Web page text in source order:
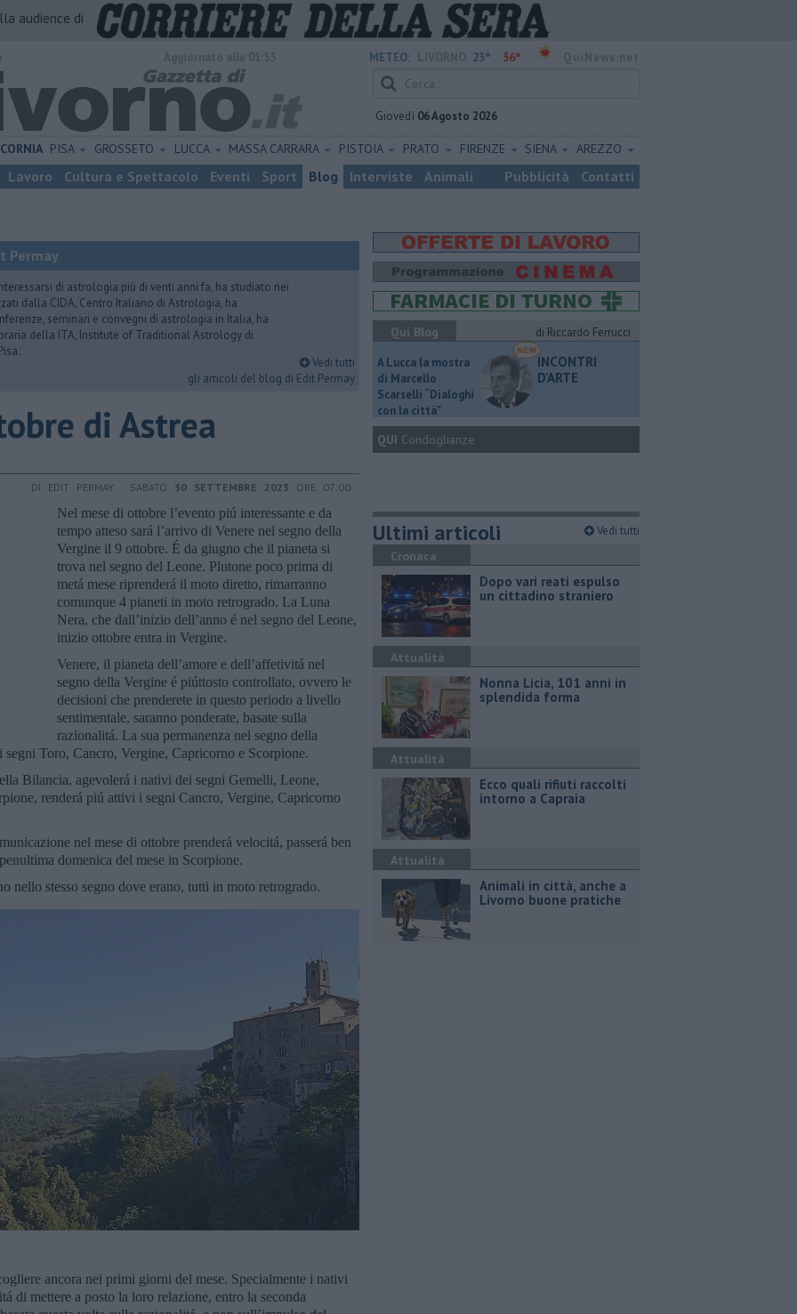
audience di
METEO: 23° 36°
Giovedì 06 Agosto 2026
PISA GROSSETO LUCCA MASSA CARRARA PISTOIA PRATO FIRENZE SIENA AREZZO
Lavoro Cultura e Spettacolo Eventi Sport Blog Interviste Animali Pubblicità Contatti
Permay
di astrologia più di venti anni fa, ha studiato nei
dalla CIDA, Centro Italiano di Astrologia, ha
seminari e convegni di astrologia in Italia, ha
della ITA, Institute of Traditional Astrology di
Vedi tutti
gli articoli del blog di Edit Permay
di Astrea
DI EDIT PERMAY - SABATO 30 SETTEMBRE 2023 ORE 07:00
Nel mese di ottobre l’evento piú interessante e da
tempo atteso sará l’arrivo di Venere nel segno della
Vergine il 9 ottobre. É da giugno che il pianeta si
trova nel segno del Leone. Plutone poco prima di
metá mese riprenderá il moto diretto, rimarranno
comunque 4 pianeti in moto retrogrado. La Luna
Nera, che dall’inizio dell’anno é nel segno del Leone,
inizio ottobre entra in Vergine.
Venere, il pianeta dell’amore e dell’affetivitá nel
segno della Vergine é piúttosto controllato, ovvero le
decisioni che prenderete in questo periodo a livello
sentimentale, saranno ponderate, basate sulla
razionalitá. La sua permanenza nel segno della
segni Toro, Cancro, Vergine, Capricorno e Scorpione.
Bilancia, agevolerá i nativi dei segni Gemelli, Leone,
renderá piú attivi i segni Cancro, Vergine, Capricorno
nel mese di ottobre prenderá velocitá, passerá ben
domenica del mese in Scorpione.
nello stesso segno dove erano, tutti in moto retrogrado.
ancora nei primi giorni del mese. Specialmente i nativi
di mettere a posto la loro relazione, entro la seconda
Qui Blog
di Riccardo Ferrucci
A Lucca la mostra
di Marcello
Scarselli “Dialoghi
con la città"
INCONTRI
D'ARTE
QUI Condoglianze
Ultimi articoli Vedi tutti
Cronaca
Dopo vari reati espulso
un cittadino straniero
Attualità
Nonna Licia, 101 anni in
splendida forma
Attualità
Ecco quali rifiuti raccolti
intorno a Capraia
Attualità
Animali in città, anche a
Livorno buone pratiche